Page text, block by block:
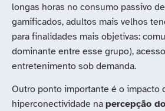
longas horas no consumo passivo
gamificados, adultos mais velhos
para finalidades mais objetivas:
dominante entre esse grupo),
entretenimento sob demanda.
Outro ponto importante é o impacto
hiperconectividade na percepção